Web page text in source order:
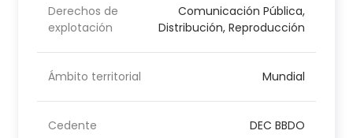
Derechos de
explotación
Comunicación Pública,
Distribución, Reproducción
Ámbito territorial Mundial
Cedente DEC BBDO